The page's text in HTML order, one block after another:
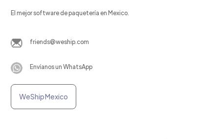
El mejor software de paquetería en Mexico.
friends@weship.com
Envíanos un WhatsApp
WeShip Mexico